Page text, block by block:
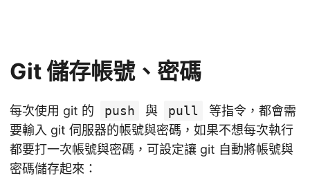
Git 儲存帳號、密碼
每次使用 git 的 push 與 pull
等指令，都會需
要輸入 git 伺服器的帳號與密碼，如果不想每次執行
都要打一次帳號與密碼，可設定讓 git 自動將帳號與
密碼儲存起來：